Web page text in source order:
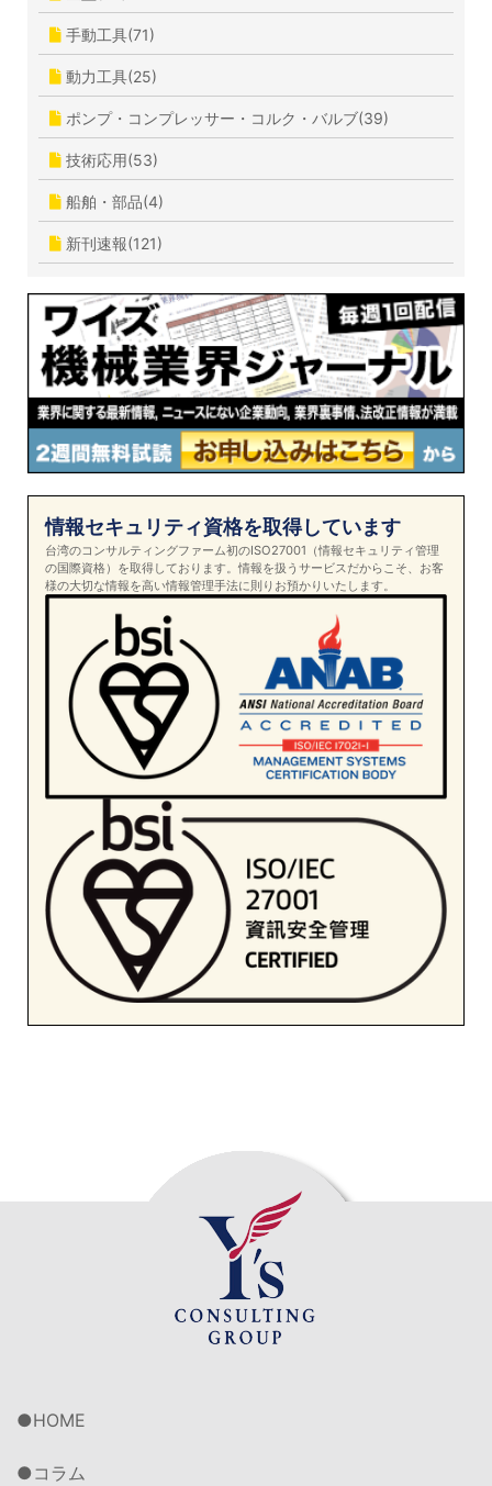
手動工具(71)
動力工具(25)
ポンプ・コンプレッサー・コルク・バルブ(39)
技術応用(53)
船舶・部品(4)
新刊速報(121)
情報セキュリティ資格を取得しています
台湾のコンサルティングファーム初のISO27001（情報セキュリティ管理
の国際資格）を取得しております。情報を扱うサービスだからこそ、お客
様の大切な情報を高い情報管理手法に則りお預かりいたします。
HOME
コラム